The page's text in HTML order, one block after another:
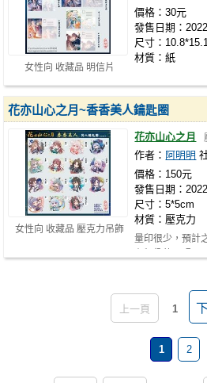
女性向 收藏品 明信片
價格：30元
發售日期：
尺寸：
材質：紙
女性向 收藏品 壓克力吊飾
花亦山心之月~香香美人鑰匙圈
花亦山心之月
作者： 阿明明
價格：150元
發售日期：
尺寸：5*5cm
材質：壓克力
量印很少，預計
上一頁 1
1 2